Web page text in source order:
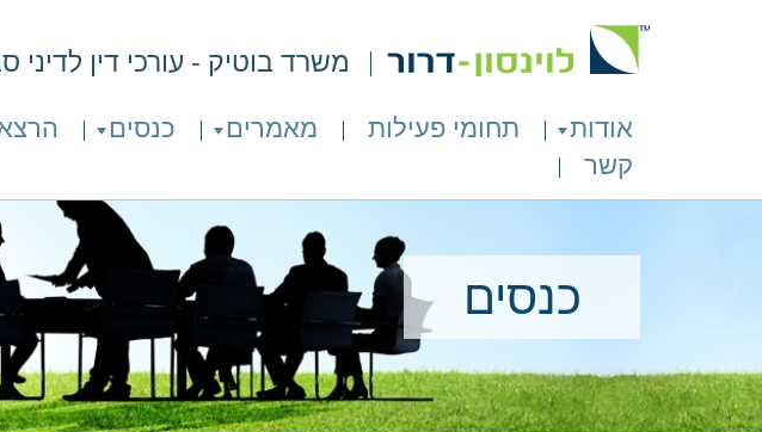
משרד בוטיק - עורכי דין לדיני
אודות תחומי פעילות מאמרים כנסים
קשר
כנסים